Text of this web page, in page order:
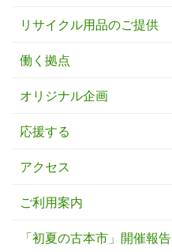
リサイクル用品のご提供
働く拠点
オリジナル企画
応援する
アクセス
ご利用案内
「初夏の古本市」開催報告